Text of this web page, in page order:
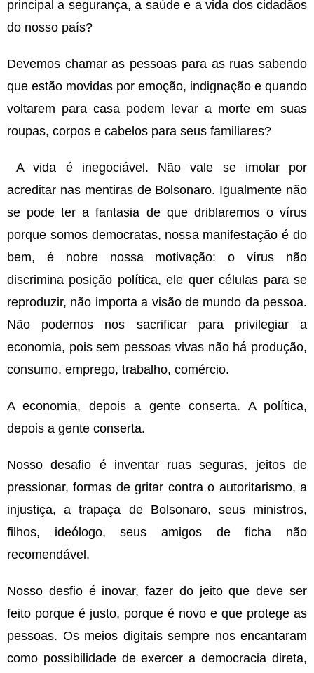
principal a segurança, a saúde e a vida dos cidadãos
do nosso país?
Devemos chamar as pessoas para as ruas sabendo
que estão movidas por emoção, indignação e quando
voltarem para casa podem levar a morte em suas
roupas, corpos e cabelos para seus familiares?
A vida é inegociável. Não vale se imolar por
acreditar nas mentiras de Bolsonaro. Igualmente não
se pode ter a fantasia de que driblaremos o vírus
porque somos democratas, nossa manifestação é do
bem, é nobre nossa motivação: o vírus não
discrimina posição política, ele quer células para se
reproduzir, não importa a visão de mundo da pessoa.
Não podemos nos sacrificar para privilegiar a
economia, pois sem pessoas vivas não há produção,
consumo, emprego, trabalho, comércio.
A economia, depois a gente conserta. A política,
depois a gente conserta.
Nosso desafio é inventar ruas seguras, jeitos de
pressionar, formas de gritar contra o autoritarismo, a
injustiça, a trapaça de Bolsonaro, seus ministros,
filhos, ideólogo, seus amigos de ficha não
recomendável.
Nosso desfio é inovar, fazer do jeito que deve ser
feito porque é justo, porque é novo e que protege as
pessoas. Os meios digitais sempre nos encantaram
como possibilidade de exercer a democracia direta,